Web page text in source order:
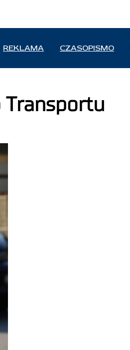
REKLAMA CZASOPISMO
Transportu